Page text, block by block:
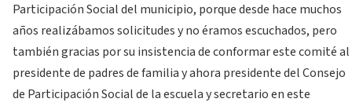
Participación Social del municipio, porque desde hace muchos
años realizábamos solicitudes y no éramos escuchados, pero
también gracias por su insistencia de conformar este comité al
presidente de padres de familia y ahora presidente del Consejo
de Participación Social de la escuela y secretario en este